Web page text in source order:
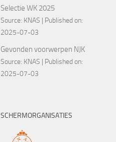
Selectie WK 2025
Source: KNAS
Published on:
2025-07-03
Gevonden voorwerpen NJK
Source: KNAS
Published on:
2025-07-03
SCHERMORGANISATIES